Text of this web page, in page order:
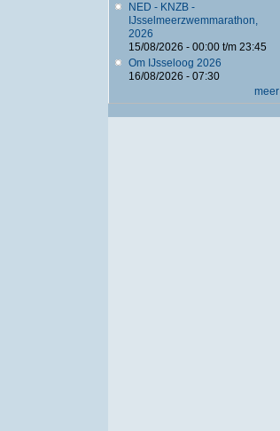
NED - KNZB -
IJsselmeerzwemmarathon,
2026
15/08/2026 - 00:00t/m 23:45
Om IJsseloog 2026
16/08/2026 - 07:30
meer